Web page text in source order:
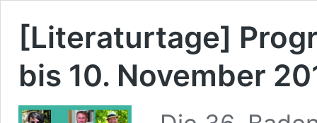
[Literaturtage]
bis 10. November